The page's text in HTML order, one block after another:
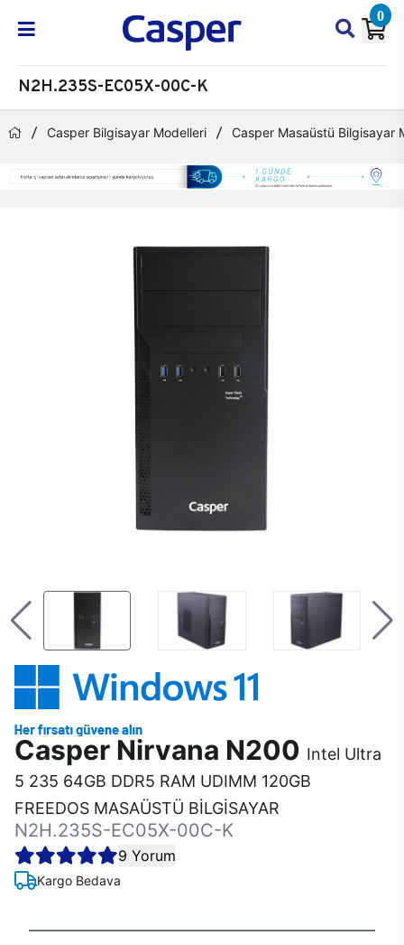
0
N2H.235S-EC05X-00C-K
Casper Bilgisayar Modelleri Casper Masaüstü Bilgisayar
Casper Nirvana N200 Intel Ultra
5 235 64GB DDR5 RAM UDIMM 120GB
FREEDOS MASAÜSTÜ BİLGİSAYAR
N2H.235S-EC05X-00C-K
9 Yorum
Kargo Bedava